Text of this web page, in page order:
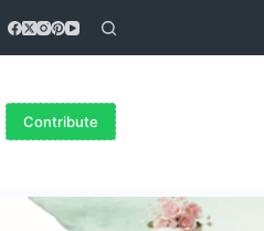
Contribute